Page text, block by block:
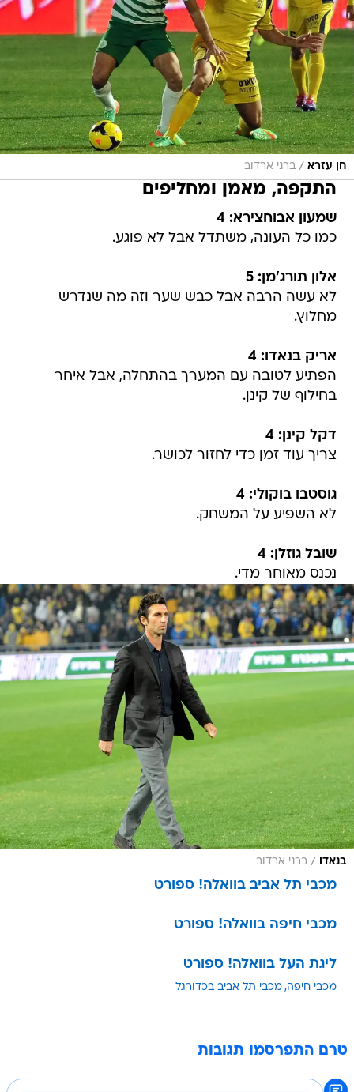
חן עזרא / ברני ארדוב
התקפה, מאמן ומחליפים
שמעון אבוחצירא: 4
כמו כל העונה, משתדל אבל לא פוגע.
אלון תורג'מן: 5
לא עשה הרבה אבל כבש שער וזה מה שנדרש
מחלוץ.
אריק בנאדו: 4
הפתיע לטובה עם המערך בהתחלה, אבל איחר
בחילוף של קינן.
דקל קינן: 4
צריך עוד זמן כדי לחזור לכושר.
גוסטבו בוקולי: 4
לא השפיע על המשחק.
שובל גוזלן: 4
נכנס מאוחר מדי.
בנאדו / ברני ארדוב
מכבי תל אביב בוואלה! ספורט
מכבי חיפה בוואלה! ספורט
ליגת העל בוואלה! ספורט
מכבי חיפה מכבי תל אביב בכדורגל
טרם התפרסמו תגובות